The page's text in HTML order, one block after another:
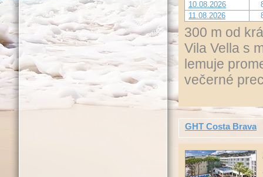
10.08.2026
11.08.2026
300 m od
Vila Vella s
lemuje
večerné
GHT Costa Brava